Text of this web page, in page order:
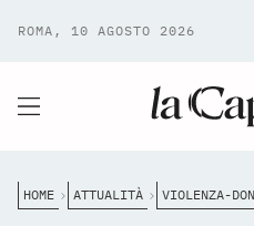
ROMA, 10 AGOSTO 2026
HOME ATTUALITÀ